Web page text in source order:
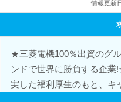
情報更新
★三菱電機100％出資のグ
ンドで世界に勝負する企
実した福利厚生のもと、キ